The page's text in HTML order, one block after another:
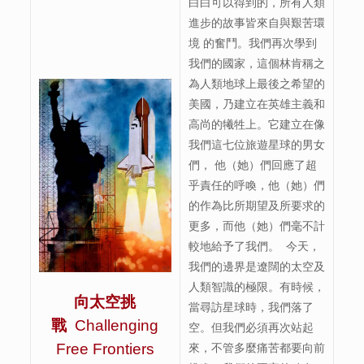
向太空挑
戰 Challenging
Free Frontiers
進步的故事皆來自與艱苦環
境 的奮鬥。我們再次學到
我們的國家，這個林肯稱之
為人類地球上最後之希望的
美國，乃建立在英雄主義和
高尚的犧牲上。它建立在像
我們這七位旅遊星球的男女
們， 他（她）們回應了超
乎責任的呼喚，他（她）們
的作為比所期望及所要求的
更多，而他（她）們毫不計
較地給予了我們。 今天，
我們的邊界是遼闊的太空及
人類智識的極限。有時候，
當尋訪星球時，我們落了
空。但我們必須再次站起
來，不管多麼痛苦都要向前